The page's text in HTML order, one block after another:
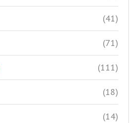
(41)
(71)
(111)
(18)
(14)